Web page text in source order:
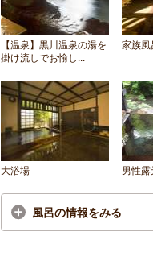
【温泉】黒川温泉の湯を
掛け流しでお愉し...
家族風
大浴場 男性露
風呂の情報をみる